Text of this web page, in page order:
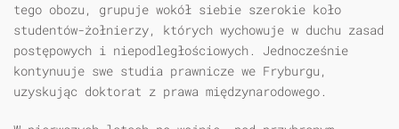
tego obozu, grupuje wokół siebie szerokie koło
studentów-żołnierzy, których wychowuje w duchu zasad
postępowych i niepodległościowych. Jednocześnie
kontynuuje swe studia prawnicze we Fryburgu,
uzyskując doktorat z prawa międzynarodowego.